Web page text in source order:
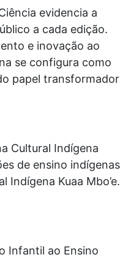
evidencia a
a cada edição.
e inovação ao
se configura como
papel transformador
Cultural Indígena
de ensino indígenas
Indígena Kuaa Mbo’e.
Infantil ao Ensino